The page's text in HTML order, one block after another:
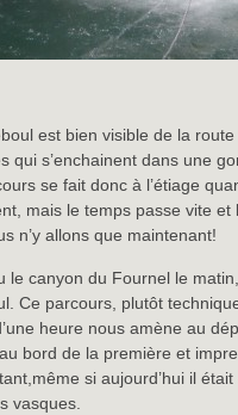
est bien visible de la
qui s’enchainent dans une
se fait donc à l’étiage
mais le temps passe vite
n’y allons que maintenant!
le canyon du Fournel le
Ce parcours, plutôt
heure nous amène au
bord de la première et
si aujourd’hui il
vasques.